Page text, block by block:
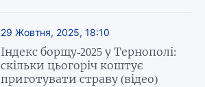
29 Жовтня, 2025, 18:10
Індекс борщу-2025 у Тернополі:
скільки цьогоріч коштує
приготувати страву (відео)